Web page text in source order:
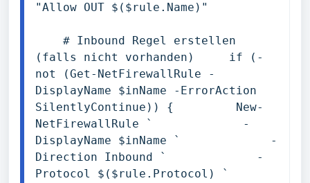
"Allow OUT $($rule.Name)"
# Inbound Regel erstellen
(falls nicht vorhanden)     if (-
not (Get-NetFirewallRule -
DisplayName $inName -ErrorAction
SilentlyContinue)) {         New-
NetFirewallRule `             -
DisplayName $inName `             -
Direction Inbound `             -
Protocol $($rule.Protocol) `